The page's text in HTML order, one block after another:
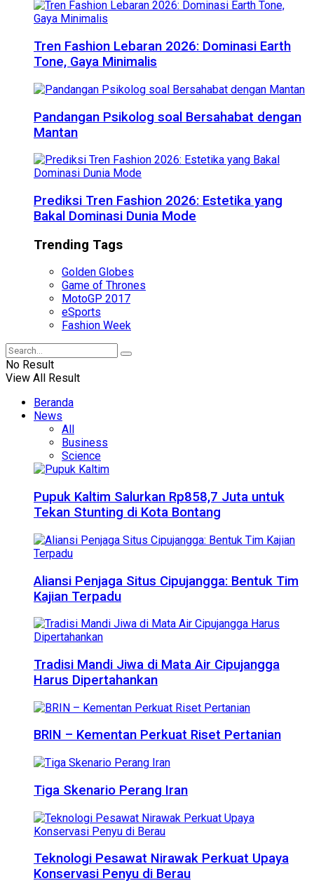
Tren Fashion Lebaran 2026: Dominasi Earth
Tone, Gaya Minimalis
Pandangan Psikolog soal Bersahabat dengan
Mantan
Prediksi Tren Fashion 2026: Estetika yang
Bakal Dominasi Dunia Mode
Trending Tags
Golden Globes
Game of Thrones
MotoGP 2017
eSports
Fashion Week
No Result
View All Result
Beranda
News
All
Business
Science
Pupuk Kaltim Salurkan Rp858,7 Juta untuk
Tekan Stunting di Kota Bontang
Aliansi Penjaga Situs Cipujangga: Bentuk Tim
Kajian Terpadu
Tradisi Mandi Jiwa di Mata Air Cipujangga
Harus Dipertahankan
BRIN – Kementan Perkuat Riset Pertanian
Tiga Skenario Perang Iran
Teknologi Pesawat Nirawak Perkuat Upaya
Konservasi Penyu di Berau